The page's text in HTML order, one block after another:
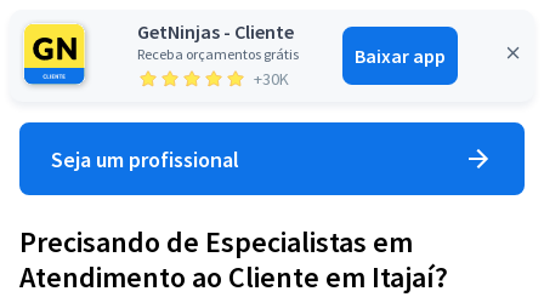
GetNinjas - Cliente
Receba orçamentos grátis
+30K
Baixar app
Entrar
Seja um profissional
Precisando de Especialistas em
Atendimento ao Cliente em Itajaí?